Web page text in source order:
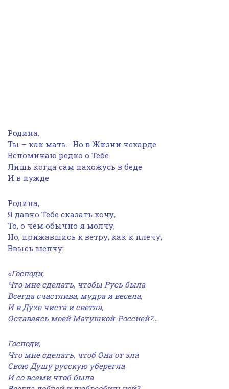
Родина,
Ты – как мать… Но в Жизни чехарде
Вспоминаю редко о Тебе
Лишь когда сам нахожусь в беде
И в нужде
Родина,
Я давно Тебе сказать хочу,
То, о чём обычно я молчу,
Но, прижавшись к ветру, как к плечу,
Ввысь шепчу:
«Господи,
Что мне сделать, чтобы Русь была
Всегда счастлива, мудра и весела,
И в Духе чиста и светла,
Оставаясь моей Матушкой-Россией?…
Господи,
Что мне сделать, чтоб Она от зла
Свою Душу русскую уберегла
И со всеми чтоб была